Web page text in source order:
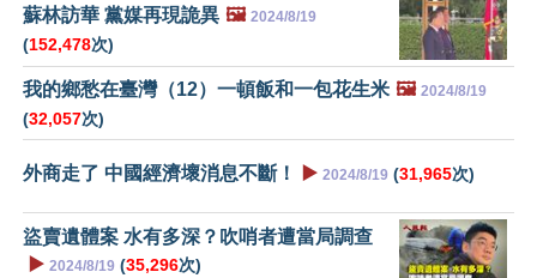
蘇林訪華 黨媒再現詭異 🖼️ 2024/8/19
(152,478次)
我的鄉愁在臺灣（12）一頓飯和一包花生米 🖼️ 2024/8/19
(32,057次)
外商走了 中國經濟壞消息不斷！ ▶️ 2024/8/19 (31,965次)
盜賣遺體案 水有多深？吹哨者遭當局調查
▶️ 2024/8/19 (35,296次)